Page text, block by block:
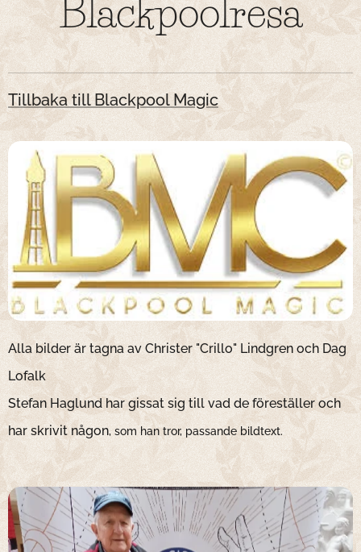
Blackpoolresa
Tillbaka till Blackpool Magic
Alla bilder är tagna av Christer "Crillo" Lindgren och Dag
Lofalk
Stefan Haglund har gissat sig till vad de föreställer och
har skrivit någon, som han tror, passande bildtext.